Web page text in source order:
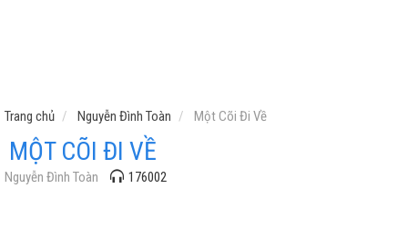
Trang chủ Nguyễn Đình Toàn Một Cõi Đi Về
MỘT CÕI ĐI VỀ
Nguyễn Đình Toàn 176002